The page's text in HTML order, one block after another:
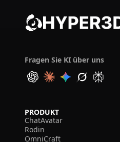
Fragen Sie KI über uns
PRODUKT
ChatAvatar
Rodin
OmniCraft